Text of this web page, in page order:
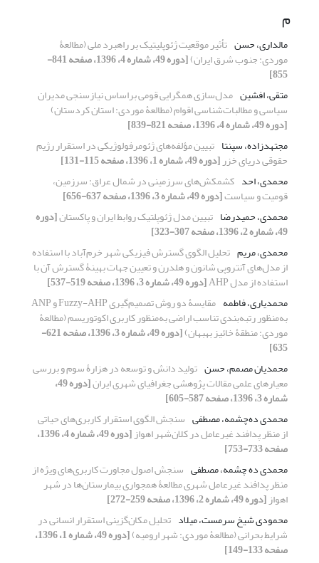
م
مالداری، حسن تأثیر موقعیت ژئوپلیتیک بر راهبرد ملی (مطالعۀ
موردی: جنوب شرق ایران) [دوره 49، شماره 4، 1396، صفحه 841-
855]
متقی، افشین مدل‌سازی همگرایی قومی براساس نیازسنجی مدیران
سیاسی و مطالبات‌شناسی اقوام (مطالعۀ موردی: استان کردستان)
[دوره 49، شماره 4، 1396، صفحه 821-839]
مجتهدزاده، سپنتا تبیین مؤلفه‌های ژئومرفولوژیکی در استقرار رژیم
حقوقی دریای خزر[دوره 49، شماره 1، 1396، صفحه 115-131]
محمدی، احد کشمکش‌های سرزمینی در شمال عراق: سرزمین،
قومیت و سیاست[دوره 49، شماره 3، 1396، صفحه 637-656]
محمدی، حمیدرضا تبیین مدل ژئوپلتیک روابط ایران و پاکستان[دوره
49، شماره 2، 1396، صفحه 307-323]
محمدی، مریم تحلیل الگوی گسترش فیزیکی شهر خرم‌آباد با استفاده
از مدل‌های آنتروپی شانون و هلدرن و تعیین جهات بهینۀ گسترش آن با
استفاده از مدل AHP
[دوره 49، شماره 3، 1396، صفحه 519-537]
محمدیاری، فاطمه
مقایسۀ دو روش تصمیم‌گیری Fuzzy-AHP و ANP
به‌منظور رتبه‌بندی تناسب اراضی به‌منظور کاربری اکوتوریسم (مطالعۀ
موردی: منطقۀ خائیز بهبهان) [دوره 49، شماره 3، 1396، صفحه 621-
635]
محمدیان مصمم، حسن تولید دانش و توسعه در هزارۀ سوم و بررسی
معیارهای علمی مقالات پژوهشی جغرافیای شهری ایران [دوره 49،
شماره 3، 1396، صفحه 587-605]
محمدی ده‌چشمه، مصطفی سنجش الگوی استقرار کاربری‌های حیاتی
از منظر پدافند غیرعامل در کلان‌شهر اهواز [دوره 49، شماره 4، 1396،
صفحه 733-753]
محمدی ده چشمه، مصطفی سنجش اصول مجاورت کاربری‌های ویژه از
منظر پدافند غیرعامل شهری مطالعۀ همجواری بیمارستان‌ها در شهر
اهواز[دوره 49، شماره 2، 1396، صفحه 259-272]
محمودی شیخ سرمست، میلاد تحلیل مکان‌گزینی استقرار انسانی در
شرایط بحرانی (مطالعۀ موردی: شهر ارومیه) [دوره 49، شماره 1، 1396،
صفحه 133-149]